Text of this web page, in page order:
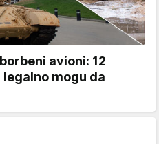
avioni: 12
mogu da